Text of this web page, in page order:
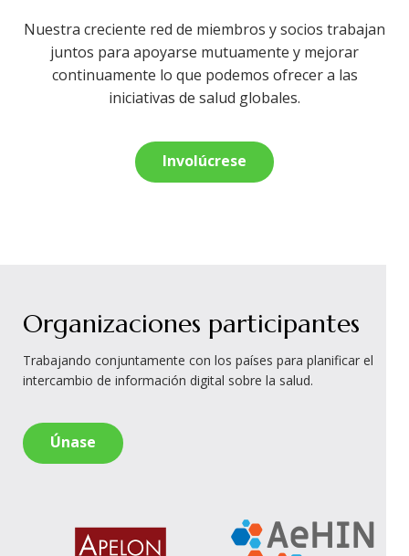
Nuestra creciente red de miembros y socios trabajan
juntos para apoyarse mutuamente y mejorar
continuamente lo que podemos ofrecer a las
iniciativas de salud globales.
Involúcrese
Organizaciones participantes
Trabajando conjuntamente con los países para planificar el
intercambio de información digital sobre la salud.
Únase